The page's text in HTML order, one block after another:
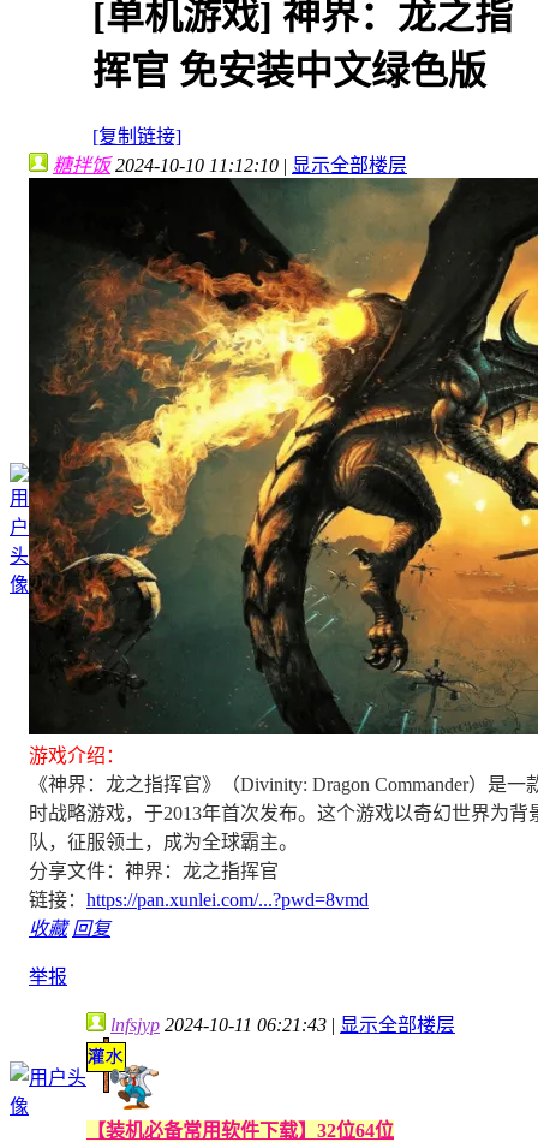
[单机游戏] 神界：龙之指
挥官 免安装中文绿色版
[复制链接]
糖拌饭2024-10-10 11:12:10 | 显示全部楼层
游戏介绍：
《神界：龙之指挥官》（Divinity: Dragon Commander）是
时战略游戏，于2013年首次发布。这个游戏以奇幻世界为
队，征服领土，成为全球霸主。
分享文件：神界：龙之指挥官
链接： https://pan.xunlei.com/...?pwd=8vmd
收藏 回复
举报
lnfsjyp 2024-10-11 06:21:43 | 显示全部楼层
【装机必备常用软件下载】32位64位